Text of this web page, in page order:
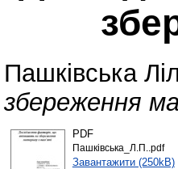
Пашківська
збереження
PDF
Пашківська_Л.П..pdf
Завантажити (250kB)|